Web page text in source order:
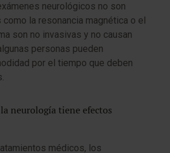
neurológicos no son
la resonancia magnética o el
son no invasivas y no causan
personas pueden
por el tiempo que deben
neurología tiene efectos
médicos, los